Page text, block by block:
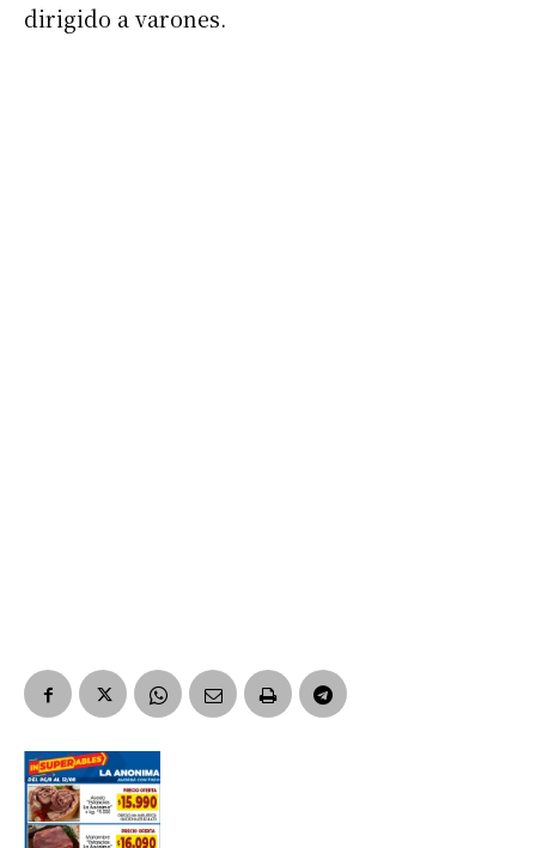
Suscribirme gratis
dirigido a varones.